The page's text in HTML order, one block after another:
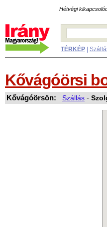
Hétvégi
TÉRKÉP
Kővágóörsi
Kővágóörsön: Szállás -